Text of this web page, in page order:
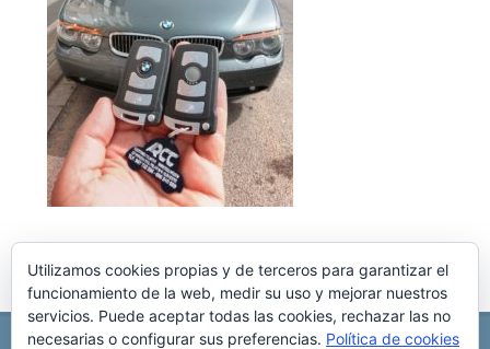
Utilizamos cookies propias y de terceros para garantizar el
funcionamiento de la web, medir su uso y mejorar nuestros
servicios. Puede aceptar todas las cookies, rechazar las no
necesarias o configurar sus preferencias. Política de cookies